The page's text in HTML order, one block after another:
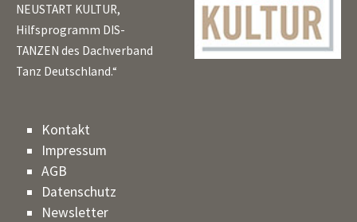
NEUSTART KULTUR,
Hilfsprogramm DIS-
TANZEN des Dachverband
Tanz Deutschland.“
Kontakt
Impressum
AGB
Datenschutz
Newsletter